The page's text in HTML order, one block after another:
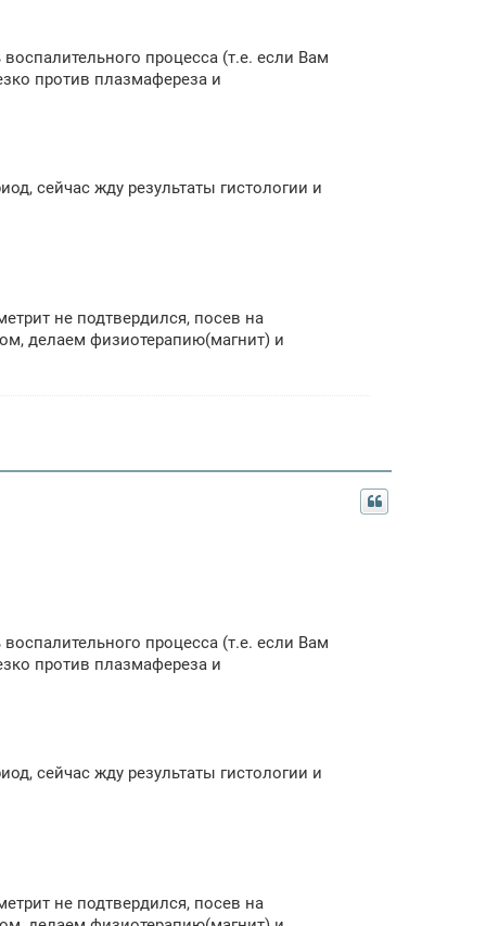
процесса (т.е. если Вам
против плазмафереза и
сейчас жду результаты гистологии и
не подтвердился, посев на
делаем физиотерапию(магнит) и
процесса (т.е. если Вам
против плазмафереза и
сейчас жду результаты гистологии и
не подтвердился, посев на